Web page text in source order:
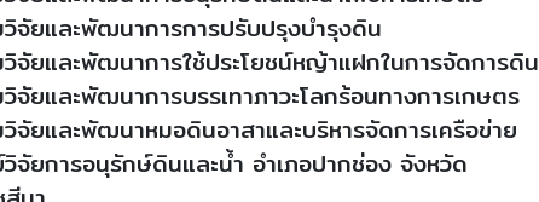
จัยและพัฒนาการการปรับปรุงบำรุงดิน
จัยและพัฒนาการใช้ประโยชน์หญ้าแฝกในการจัดการดิน
จัยและพัฒนาการบรรเทาภาวะโลกร้อนทางการเกษตร
จัยและพัฒนาหมอดินอาสาและบริหารจัดการเครือข่าย
จัยการอนุรักษ์ดินและน้ำ อำเภอปากช่อง จังหวัด